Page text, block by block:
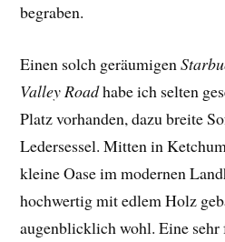
begraben.
Einen solch geräumigen
Valley Roadhabe ich selten
Platz vorhanden, dazu breite
Ledersessel. Mitten in
kleine Oase im modernen
hochwertig mit edlem Holz
augenblicklich wohl. Eine